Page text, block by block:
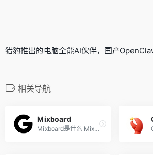
猎豹推出的电脑全能AI伙伴，国产
相关导航
Mixboard
Mixboard是什么 Mixboard 是 ...